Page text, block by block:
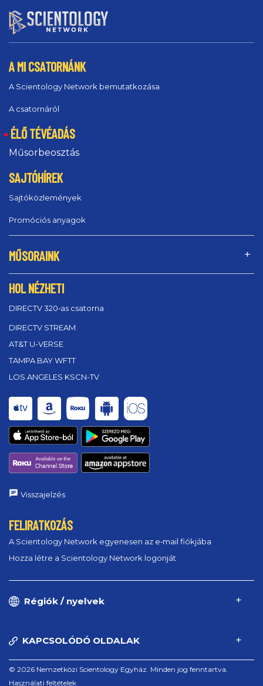
A MI CSATORNÁNK
A Scientology Network bemutatkozása
A csatornáról
ÉLŐ TÉVÉADÁS
Műsorbeosztás
SAJTÓHÍREK
Sajtóközlemények
Promóciós anyagok
MŰSORAINK
HOL NÉZHETI
DIRECTV 320‑as csatorna
DIRECTV STREAM
AT&T U-VERSE
TAMPA BAY WFTT
LOS ANGELES KSCN-TV
Visszajelzés
FELIRATKOZÁS
A Scientology Network egyenesen az e‑mail fiókjába
Hozza létre a Scientology Network logonját
Régiók / nyelvek
KAPCSOLÓDÓ OLDALAK
© 2026 Nemzetközi Scientology Egyház. Minden jog fenntartva.
Használati feltételek